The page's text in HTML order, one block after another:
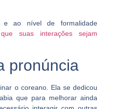
e ao nível de formalidade
suas interações sejam
pronúncia
o coreano. Ela se dedicou
que para melhorar ainda